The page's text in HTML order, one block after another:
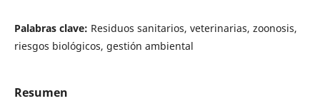
Palabras clave: Residuos sanitarios, veterinarias, zoonosis,
riesgos biológicos, gestión ambiental
Resumen